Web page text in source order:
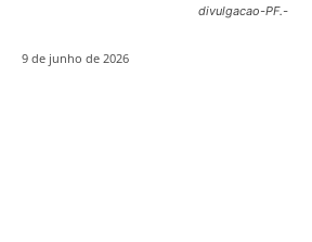
divulgacao-PF.-
9 de junho de 2026